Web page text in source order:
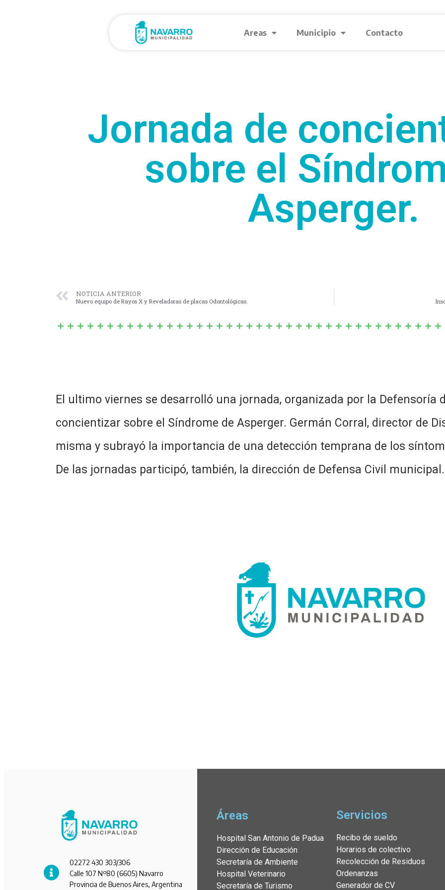
Areas Municipio Contacto
Jornada de
sobre el
Asperger.
NOTICIA ANTERIOR
Nuevo equipo de Rayos X y Reveladoras de placas Odontológicas.
El ultimo viernes se desarrolló una jornada, organizada por la Defensoría
concientizar sobre el Síndrome de Asperger. Germán Corral, director de
misma y subrayó la importancia de una detección temprana de los
De las jornadas participó, también, la dirección de Defensa Civil municipal.
02272 430 303/306
Calle 107 Nº80 (6605) Navarro
Provincia de Buenos Aires, Argentina
Áreas
Hospital San Antonio de Padua
Dirección de Educación
Secretaría de Ambiente
Hospital Veterinario
Secretaría de Turismo
Servicios
Recibo de sueldo
Horarios de colectivo
Recolección de Residuos
Ordenanzas
Generador de CV